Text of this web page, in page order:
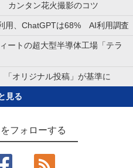
カンタン花火撮影のコツ
用、ChatGPTは68% AI利用調査
ートの超大型半導体工場「テラ
オリジナル投稿」が基準に
見る
フォローする